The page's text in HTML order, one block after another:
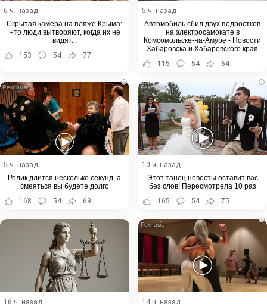
6 ч. назад
Скрытая камера на пляже Крыма:
Что люди вытворяют, когда их не
видят...
153
54 77
5 ч. назад
Автомобиль сбил двух подростков
на электросамокате в
Комсомольске-на-Амуре - Новости
Хабаровска и Хабаровского края
115
54 64
i
5 ч. назад
Ролик длится несколько секунд, а
смеяться вы будете долго
168
54 69
i
10 ч. назад
Этот танец невесты оставит вас
без слов! Пересмотрела 10 раз
165
54 75
i